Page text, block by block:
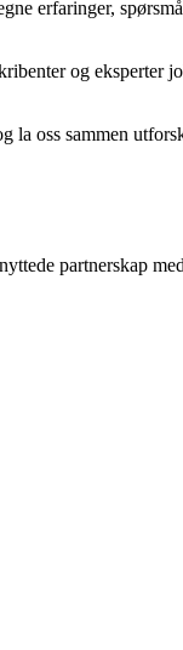
erfaringer,
og eksperter
la oss sammen
partnerskap